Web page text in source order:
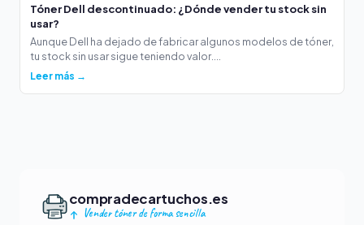
Tóner Dell descontinuado: ¿Dónde vender tu stock sin
usar?
Aunque Dell ha dejado de fabricar algunos modelos de tóner,
tu stock sin usar sigue teniendo valor....
Leer más →
compradecartuchos.es
Vender tóner de forma sencilla